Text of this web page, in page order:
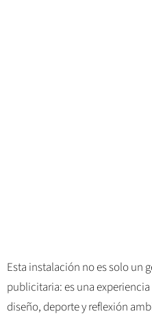
Esta instalación no es solo un
publicitaria: es una
diseño, deporte y reflexión